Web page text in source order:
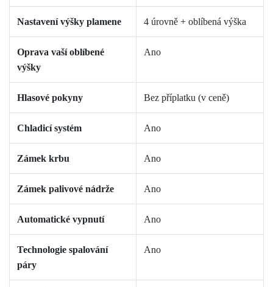
Nastavení výšky plamene 4 úrovně + oblíbená výška
Oprava vaší oblíbené
výšky
Ano
Hlasové pokyny Bez příplatku (v ceně)
Chladicí systém Ano
Zámek krbu Ano
Zámek palivové nádrže Ano
Automatické vypnutí Ano
Technologie spalování
páry
Ano